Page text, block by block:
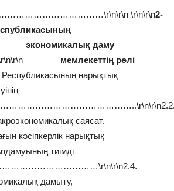
\r\n\r\n2-
даму
мемлекеттің рөлі
Республикасының нарықтық
саясат.
кәсіпкерлік нарықтық
тиімді
дамыту,